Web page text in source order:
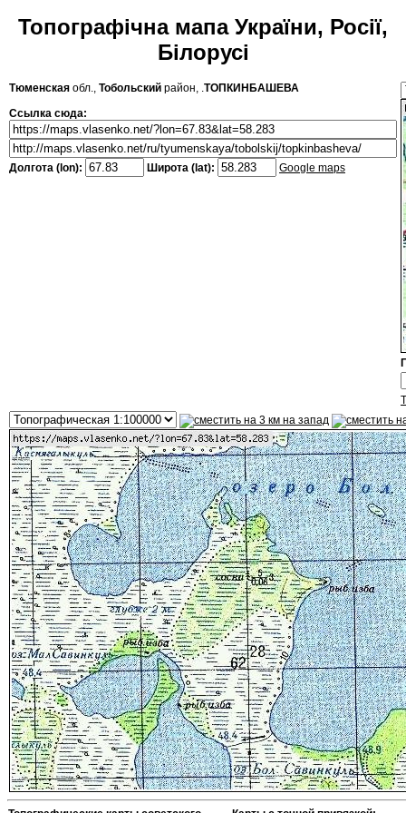
Топографічна мапа України, Росії,
Білорусі
Тюменская обл., Тобольский район, .ТОПКИНБАШЕВА
Ссылка сюда:
Долгота (lon): Широта (lat): Google maps